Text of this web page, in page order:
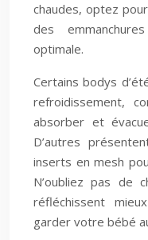
chaudes, optez
des
optimale.
Certains bodys
refroidissement,
absorber et
D’autres
inserts en mesh
N’oubliez pas de
réfléchissent
garder votre bébé